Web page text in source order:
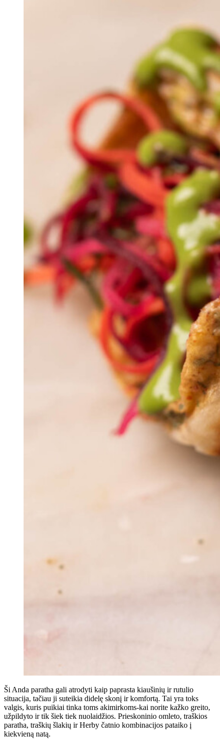
Ši Anda paratha gali atrodyti kaip paprasta kiaušinių ir rutulio
situacija, tačiau ji suteikia didelę skonį ir komfortą. Tai yra toks
valgis, kuris puikiai tinka toms akimirkoms-kai norite kažko greito,
užpildyto ir tik šiek tiek nuolaidžios. Prieskoninio omleto, traškios
paratha, traškių šlakių ir Herby čatnio kombinacijos pataiko į
kiekvieną natą.